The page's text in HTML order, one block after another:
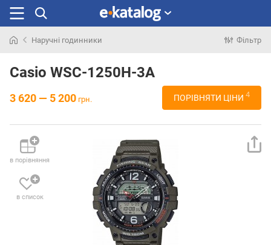
раніше
Наручні годинники Фільтр
Casio WSC-1250H-3A
3 620 — 5 200 грн. ПОРІВНЯТИ ЦІНИ 4
в порівняння
в список